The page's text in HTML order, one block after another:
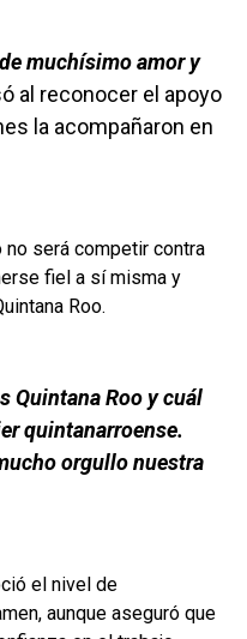
muchísimo amor y
al reconocer el apoyo
la acompañaron en
no será competir contra
fiel a sí misma y
Roo.
Quintana Roo y cuál
quintanarroense.
orgullo nuestra
el nivel de
aunque aseguró que